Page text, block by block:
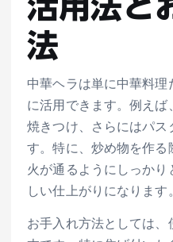
法
中華ヘラは単に中華料
に活用できます。例え
焼きつけ、さらにはパス
す。特に、炒め物を作る
火が通るようにしっか
しい仕上がりになります
お手入れ方法としては